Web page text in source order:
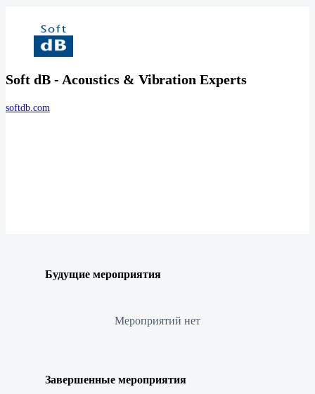
Soft dB - Acoustics & Vibration Experts
softdb.com
Будущие мероприятия
Мероприятий нет
Завершенные мероприятия